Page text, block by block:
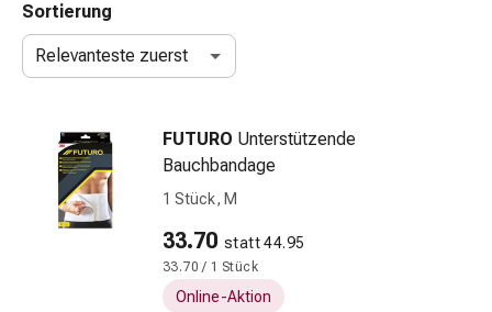
Netzverband
Verbandsmaterial
Sonnenbrand
Wechsel-
Sets
Wundsalbe
Sortierung
Relevanteste zuerst
FUTURO Unterstützende
Bauchbandage
1 Stück, M
33.70 statt 44.95
33.70 / 1 Stück
Online-Aktion